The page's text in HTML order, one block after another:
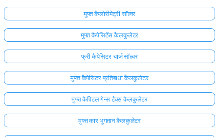
मुफ्त कैलोरीमेट्री सॉल्वर
मुफ्त कैपेसिटेंस कैलकुलेटर
फ्री कैपेसिटर चार्ज सॉल्वर
मुफ्त कैपेसिटर प्रतिबाधा कैलकुलेटर
मुफ्त कैपिटल गेन्स टैक्स कैलकुलेटर
मुफ्त कार भुगतान कैलकुलेटर